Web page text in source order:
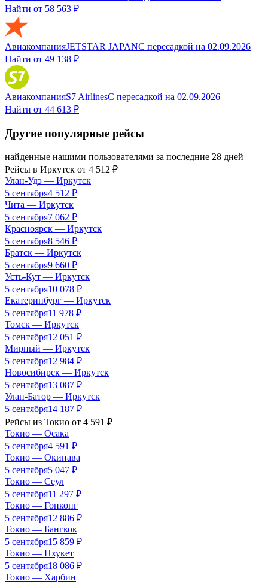
Найти от 58 563 ₽
АвиакомпанияJETSTAR JAPANС пересадкой на 02.09.2026
Найти от 49 138 ₽
АвиакомпанияS7 AirlinesС пересадкой на 02.09.2026
Найти от 44 613 ₽
Другие популярные рейсы
найденные нашими пользователями за последние 28 дней
Рейсы в Иркутск от 4 512 ₽
Улан-Удэ — Иркутск
5 сентября4 512 ₽
Чита — Иркутск
5 сентября7 062 ₽
Красноярск — Иркутск
5 сентября8 546 ₽
Братск — Иркутск
5 сентября9 660 ₽
Усть-Кут — Иркутск
5 сентября10 078 ₽
Екатеринбург — Иркутск
5 сентября11 978 ₽
Томск — Иркутск
5 сентября12 051 ₽
Мирный — Иркутск
5 сентября12 984 ₽
Новосибирск — Иркутск
5 сентября13 087 ₽
Улан-Батор — Иркутск
5 сентября14 187 ₽
Рейсы из Токио от 4 591 ₽
Токио — Осака
5 сентября4 591 ₽
Токио — Окинава
5 сентября5 047 ₽
Токио — Сеул
5 сентября11 297 ₽
Токио — Гонконг
5 сентября12 886 ₽
Токио — Бангкок
5 сентября15 859 ₽
Токио — Пхукет
5 сентября18 086 ₽
Токио — Харбин